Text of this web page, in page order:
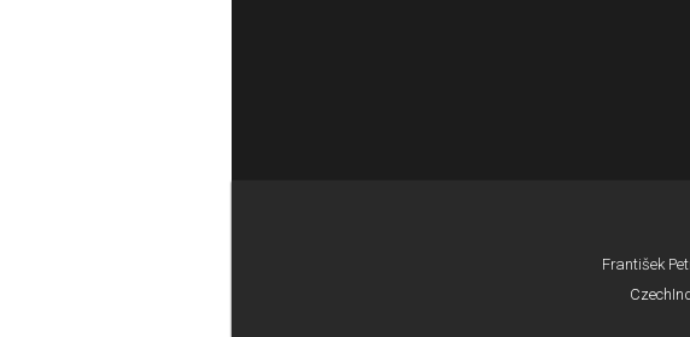
František